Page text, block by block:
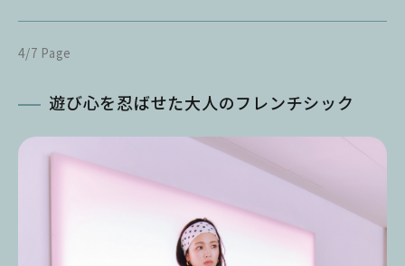
4/7 Page
遊び心を忍ばせた大人のフレンチシック